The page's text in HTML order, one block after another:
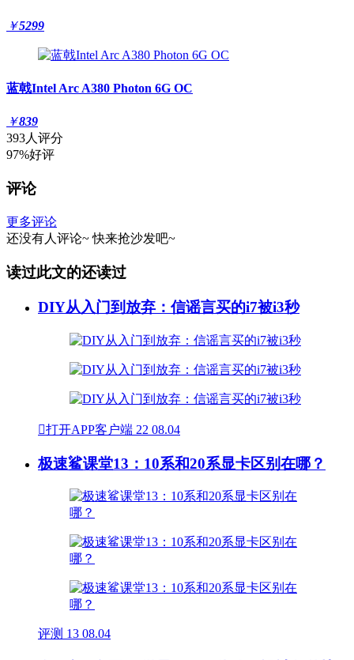
￥5299
蓝戟Intel Arc A380 Photon 6G OC
￥839
393人评分
97%好评
评论
更多评论
还没有人评论~ 快来抢沙发吧~
读过此文的还读过
DIY从入门到放弃：信谣言买的i7被i3秒
打开APP客户端 22 08.04
极速鲨课堂13：10系和20系显卡区别在哪？
评测 13 08.04